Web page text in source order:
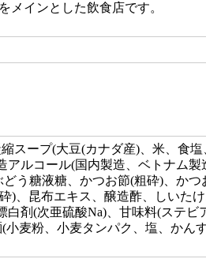
メインとした飲食店です。
スープ(大豆(カナダ産)、米、食
アルコール(国内製造、ベトナム
う糖液糖、かつお節(粗砕)、か
)、昆布エキス、醸造酢、しいた
白剤(次亜硫酸Na)、甘味料(ステ
小麦粉、小麦タンパク、塩、かん